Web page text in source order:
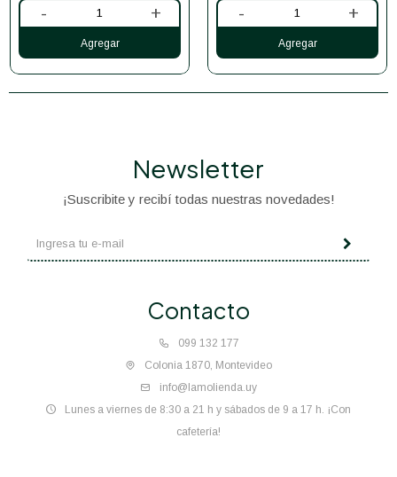
- + - +
Contacto
099 132 177
Colonia 1870, Montevideo
info@lamolienda.uy
Lunes a viernes de 8:30 a 21 h y sábados de 9 a 17 h. ¡Con
cafetería!
Newsletter
¡Suscribite y recibí todas nuestras novedades!